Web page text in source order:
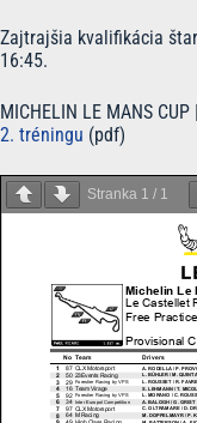
Zajtrajšia kvalifikácia
16:45.
MICHELIN LE MANS
2. tréningu (pdf)
Stranka 1 / 1